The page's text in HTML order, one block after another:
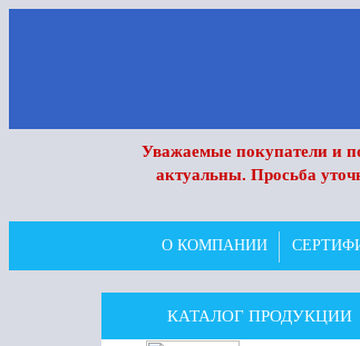
Уважаемые покупатели и
актуальны. Просьба
О КОМПАНИИ
КАТАЛОГ ПРОДУКЦИИ